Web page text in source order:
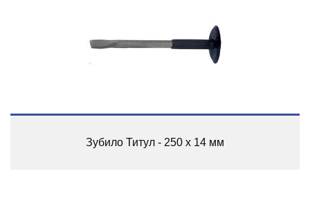
Зубило Титул - 250 x 14 мм